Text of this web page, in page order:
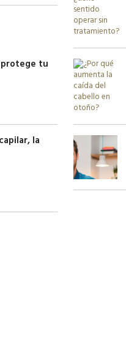
protege tu
la